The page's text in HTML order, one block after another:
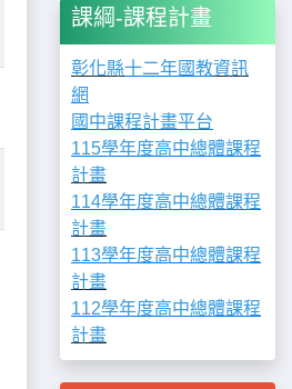
課綱-課程計畫
彰化縣十二年國教資訊
網
國中課程計畫平台
115學年度高中總體課程
計畫
114學年度高中總體課程
計畫
113學年度高中總體課程
計畫
112學年度高中總體課程
計畫